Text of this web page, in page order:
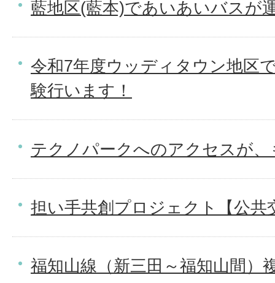
藍地区(藍本)であいあいバスが
令和7年度ウッディタウン地区
験行います！
テクノパークへのアクセスが
担い手共創プロジェクト【公共
福知山線（新三田～福知山間）